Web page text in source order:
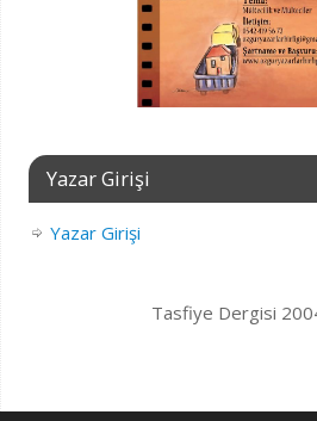
Yazar Girişi
Yazar Girişi
Tasfiye Dergisi